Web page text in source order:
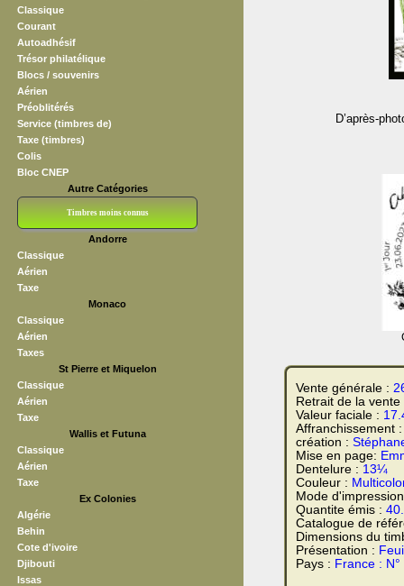
Classique
Courant
Autoadhésif
Trésor philatélique
Blocs / souvenirs
Aérien
Préoblitérés
Service (timbres de)
Taxe (timbres)
Colis
Bloc CNEP
Autre Catégories
Timbres moins connus
Andorre
Classique
Aérien
Taxe
Monaco
Classique
Aérien
Taxes
St Pierre et Miquelon
Classique
Aérien
Taxe
Wallis et Futuna
Classique
Aérien
Taxe
Ex Colonies
Algérie
Behin
Cote d'ivoire
Djibouti
Issas
D’après-
Vente générale :
Retrait de la
Valeur faciale :
Affranchissement
création :
Mise en page:
Dentelure : 13¼
Couleur :
Mode
Quantite émis :
Catalogue de
Dimensions du
Présentation :
Pays : France :